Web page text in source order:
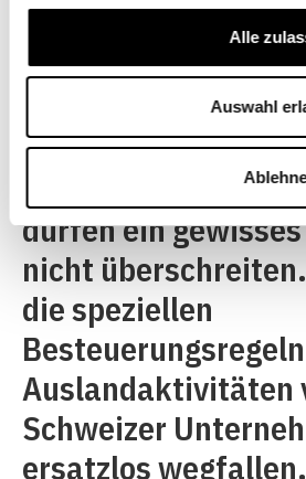
Alle
Auswahl
rechtfertigen:
wegen des starken
Frankens hohen
Produktionskosten
Steuern. Diese
dürfen ein
nicht
die speziellen
Auslandaktivitäten
Schweizer
ersatzlos